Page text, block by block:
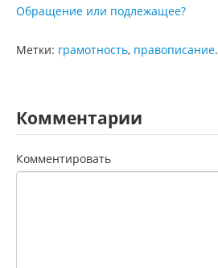
Обращение или подлежащее?
Метки: грамотность, правописание.
Комментарии
Комментировать